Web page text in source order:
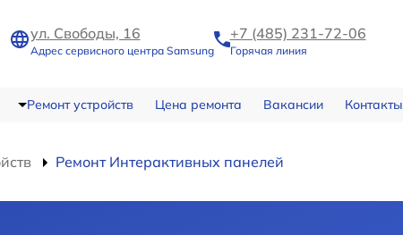
ул. Свободы, 16
Адрес сервисного центра Samsung
+7 (485) 231-72-06
Горячая линия
Ремонт устройств Цена ремонта Вакансии Контакты
Ремонт Интерактивных панелей